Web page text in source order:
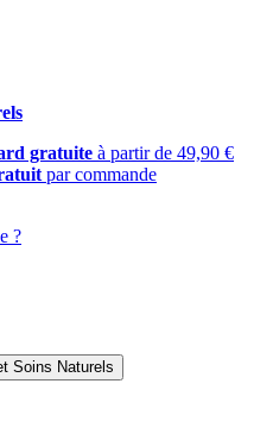
gratuite à partir de 49,90 €
par commande
?